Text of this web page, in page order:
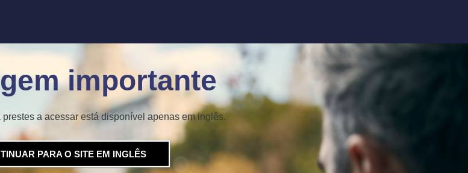
importante
a acessar está disponível apenas em inglês.
PARA O SITE EM INGLÊS